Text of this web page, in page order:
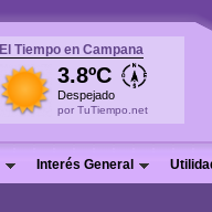
El Tiempo en Campana
3.8ºC
Despejado
por TuTiempo.net
Interés General